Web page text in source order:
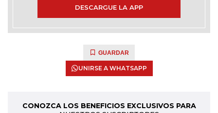
DESCARGUE LA APP
GUARDAR
UNIRSE A WHATSAPP
CONOZCA LOS BENEFICIOS EXCLUSIVOS PARA